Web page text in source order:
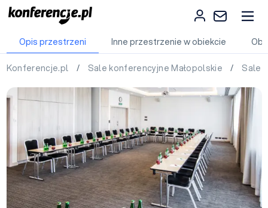
Opis przestrzeni Inne przestrzenie w obiekcie
Konferencje.pl / Sale konferencyjne Małopolskie / Sale